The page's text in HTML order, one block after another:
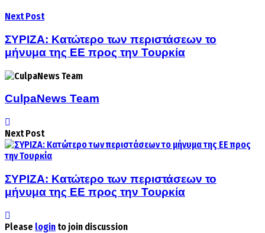
Next Post
ΣΥΡΙΖΑ: Κατώτερο των περιστάσεων το
μήνυμα της ΕΕ προς την Τουρκία
CulpaNews Team
Next Post
ΣΥΡΙΖΑ: Κατώτερο των περιστάσεων το
μήνυμα της ΕΕ προς την Τουρκία
Please login to join discussion